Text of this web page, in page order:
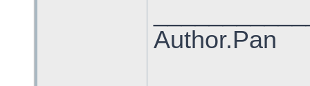
Author.Pan